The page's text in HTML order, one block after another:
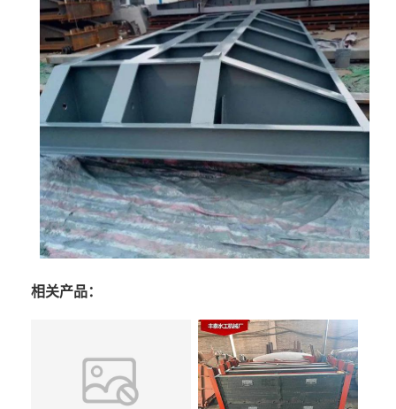
相关产品：